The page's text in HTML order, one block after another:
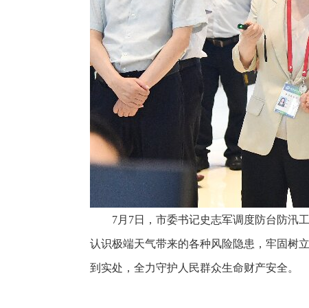
7月7日，市委书记史志军调度防台防汛
认识极端天气带来的各种风险隐患，牢固树
到实处，全力守护人民群众生命财产安全。